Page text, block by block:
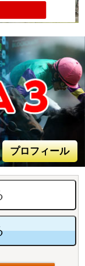
プロフィール